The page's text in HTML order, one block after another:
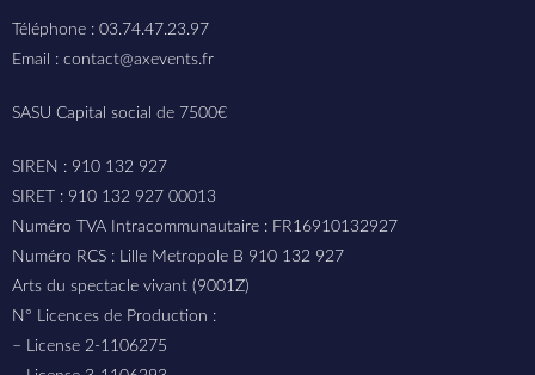
Téléphone : 03.74.47.23.97
Email : contact@axevents.fr
SASU Capital social de 7500€
SIREN : 910 132 927
SIRET : 910 132 927 00013
Numéro TVA Intracommunautaire : FR16910132927
Numéro RCS : Lille Metropole B 910 132 927
Arts du spectacle vivant (9001Z)
N° Licences de Production :
– License 2-1106275